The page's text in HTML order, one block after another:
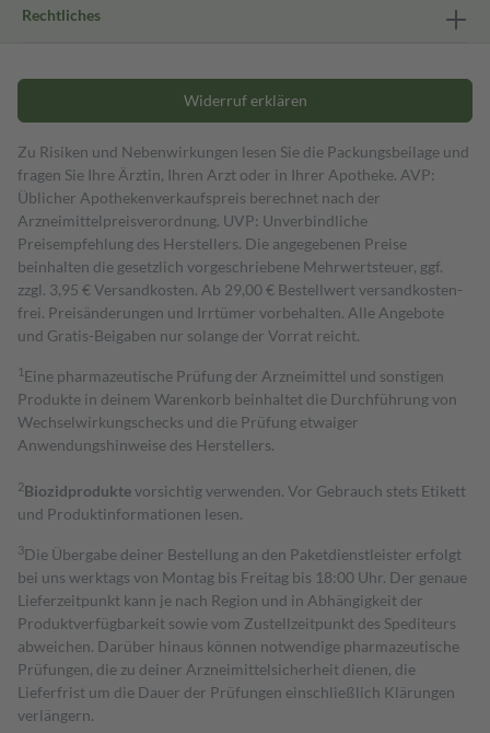
Rechtliches
Widerruf erklären
Zu Risiken und Nebenwirkungen lesen Sie die Packungsbeilage und
fragen Sie Ihre Ärztin, Ihren Arzt oder in Ihrer Apotheke. AVP:
Üblicher Apothekenverkaufspreis berechnet nach der
Arzneimittelpreisverordnung. UVP: Unverbindliche
Preisempfehlung des Herstellers. Die angegebenen Preise
beinhalten die gesetzlich vorgeschriebene Mehrwertsteuer, ggf.
zzgl. 3,95 € Versandkosten. Ab 29,00 € Bestell­wert versand­kosten­
frei. Preisänderungen und Irrtümer vorbehalten. Alle Angebote
und Gratis-Beigaben nur solange der Vorrat reicht.
1 Eine pharmazeutische Prüfung der Arzneimittel und sonstigen
Produkte in deinem Warenkorb beinhaltet die Durchführung von
Wechselwirkungschecks und die Prüfung etwaiger
Anwendungshinweise des Herstellers.
2Biozidproduktevorsichtig verwenden. Vor Gebrauch stets Etikett
und Produktinformationen lesen.
3Die Übergabe deiner Bestellung an den Paketdienstleister erfolgt
bei uns werktags von Montag bis Freitag bis 18:00 Uhr. Der genaue
Lieferzeitpunkt kann je nach Region und in Abhängigkeit der
Produktverfügbarkeit sowie vom Zustellzeitpunkt des Spediteurs
abweichen. Darüber hinaus können notwendige pharmazeutische
Prüfungen, die zu deiner Arzneimittelsicherheit dienen, die
Lieferfrist um die Dauer der Prüfungen einschließlich Klärungen
verlängern.